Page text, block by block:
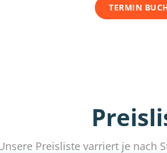
TERMIN
Preisliste varriert je nach